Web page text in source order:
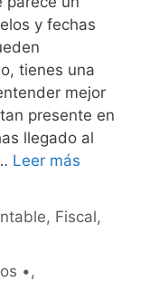
y fechas
tienes una
mejor
presente en
llegado al
Leer más
, Fiscal,
•,